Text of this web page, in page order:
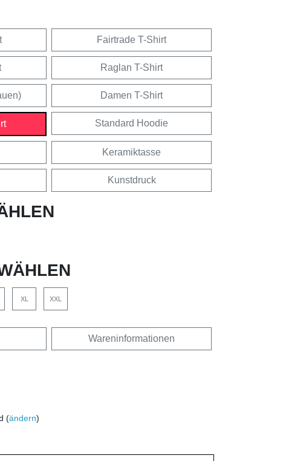
Fairtrade T-Shirt
Raglan T-Shirt
Damen T-Shirt
Standard Hoodie
Keramiktasse
Kunstdruck
XL XXL
Wareninformationen
(ändern)